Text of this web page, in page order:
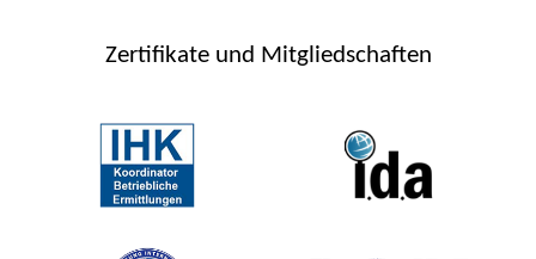
Zertifikate und Mitgliedschaften